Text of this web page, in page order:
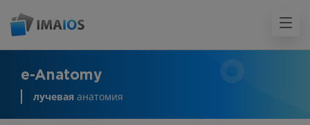
e-Anatomy
лучевая анатомия